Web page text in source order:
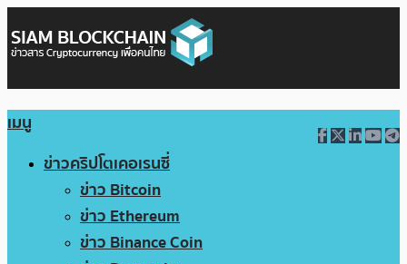
เมนู
ข่าวคริปโตเคอเรนซี่
ข่าว Bitcoin
ข่าว Ethereum
ข่าว Binance Coin